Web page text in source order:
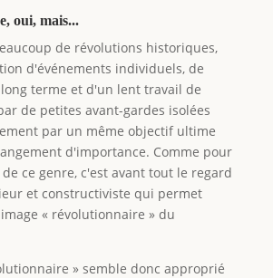
oui, mais...
de révolutions historiques,
d'événements individuels, de
terme et d'un lent travail de
de petites avant-gardes isolées
par un même objectif ultime
d'importance. Comme pour
ce genre, c'est avant tout le regard
et constructiviste qui permet
« révolutionnaire » du
» semble donc approprié